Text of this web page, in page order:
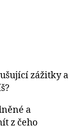
zážitky a
a
z čeho